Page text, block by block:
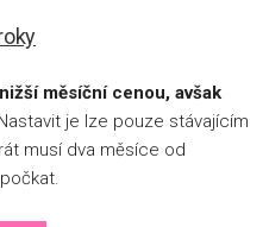
měsíční cenou, avšak
je lze pouze stávajícím
musí dva měsíce od